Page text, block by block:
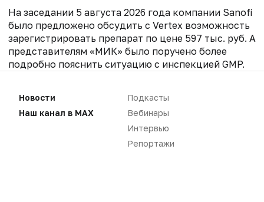
На заседании 5 августа 2026 года компании Sanofi
было предложено обсудить с Vertex возможность
зарегистрировать препарат по цене 597 тыс. руб. А
представителям «МИК» было поручено более
подробно пояснить ситуацию с инспекцией GMP.
может быть ниже 1 млн 190 тыс. руб., а
представитель «МИК» по поводу инспекции смог
сказать только то, что производитель действует в
рамках российского законодательства в части
Новости
Наш канал в MAX
Подкасты
Вебинары
Интервью
Репортажи